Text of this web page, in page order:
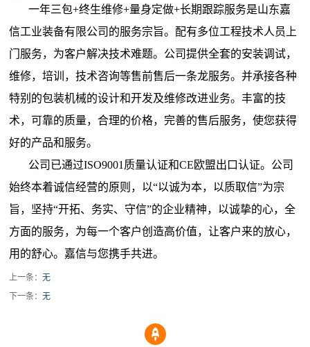
一年三包+终生维修+量身定做+长期跟踪服务是山东嘉
信工业装备有限公司的服务宗旨。配有多位工程技术人员上
门服务，为客户解决技术难题。公司提供全套的安装调试，
维修，培训，技术咨询等售前售后一条龙服务。并承接各种
特别的包装机械的设计和开发及维修改进业务。丰富的技
术，可靠的质量，合理的价格，完善的售后服务，使您获得
好的产品和服务。
公司已通过ISO9001质量认证和CE欧盟出口认证。公司
始终本着诚信经营的原则，以“以诚为本，以质取信”为宗
旨，坚持“开拓、务实、守信”的企业精神，以诚挚的心，全
方面的服务，为每一个客户创造高价值，让客户来的放心，
用的舒心。嘉信与您携手共进。
上一条：无
下一条：无